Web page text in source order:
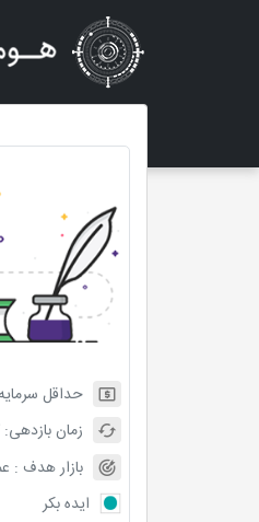
حداقل
زمان بازدهی:
بازار هدف :
ایده بکر